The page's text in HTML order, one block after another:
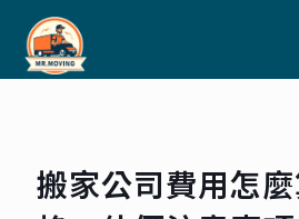
搬家公司費用怎